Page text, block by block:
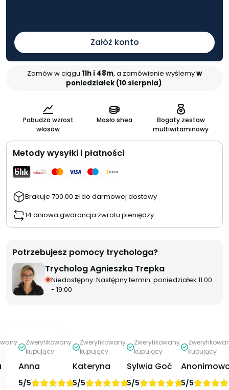
Załóż konto
Zamów w ciągu 11h i 48m, a zamówienie wyślemyw
poniedziałek (10 sierpnia).
Pobudza wzrost
włosów
Masło shea
Bogaty zestaw
multiwitaminowy
Metody wysyłki i płatności
Brakuje 700.00 złdo darmowej dostawy
14 dniowa gwarancja zwrotu pieniędzy
Potrzebujesz pomocy trychologa?
Trycholog Agnieszka Trepka
Niedostępny. Następny termin: poniedziałek 11:00
- 19:00
Zweryfikowany
kupujący
Anna
5/5
Zweryfikowany
kupujący
Kateryna
5/5
Zweryfikowany
kupujący
Sylwia Goć
5/5
kupujący
5/5